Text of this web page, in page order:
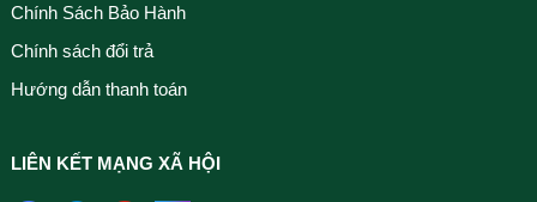
Chính Sách Bảo Hành
Chính sách đổi trả
Hướng dẫn thanh toán
LIÊN KẾT MẠNG XÃ HỘI